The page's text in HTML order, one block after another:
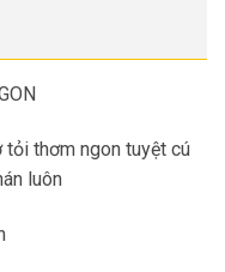
thơm ngon tuyệt cú
luôn